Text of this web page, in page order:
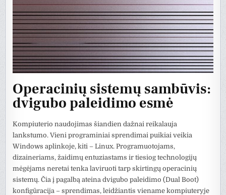
Operacinių sistemų sambūvis:
dvigubo paleidimo esmė
Kompiuterio naudojimas šiandien dažnai reikalauja
lankstumo. Vieni programiniai sprendimai puikiai veikia
Windows aplinkoje, kiti – Linux. Programuotojams,
dizaineriams, žaidimų entuziastams ir tiesiog technologijų
mėgėjams neretai tenka laviruoti tarp skirtingų operacinių
sistemų. Čia į pagalbą ateina dvigubo paleidimo (Dual Boot)
konfigūracija – sprendimas, leidžiantis viename kompiuteryje